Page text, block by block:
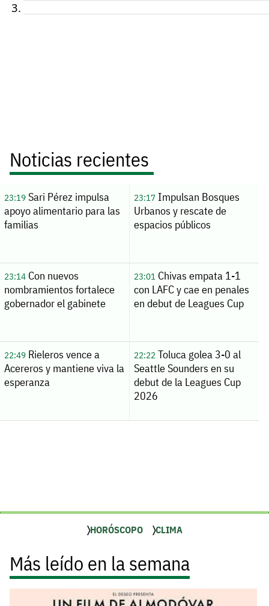
Noticias recientes
23:19Sari Pérez impulsa
apoyo alimentario para las
familias
23:17Impulsan Bosques
Urbanos y rescate de
espacios públicos
23:14Con nuevos
nombramientos fortalece
gobernador el gabinete
23:01Chivas empata 1-1
con LAFC y cae en penales
en debut de Leagues Cup
22:49Rieleros vence a
Acereros y mantiene viva la
esperanza
22:22Toluca golea 3-0 al
Seattle Sounders en su
debut de la Leagues Cup
2026
HORÓSCOPO CLIMA
Más leído en la semana